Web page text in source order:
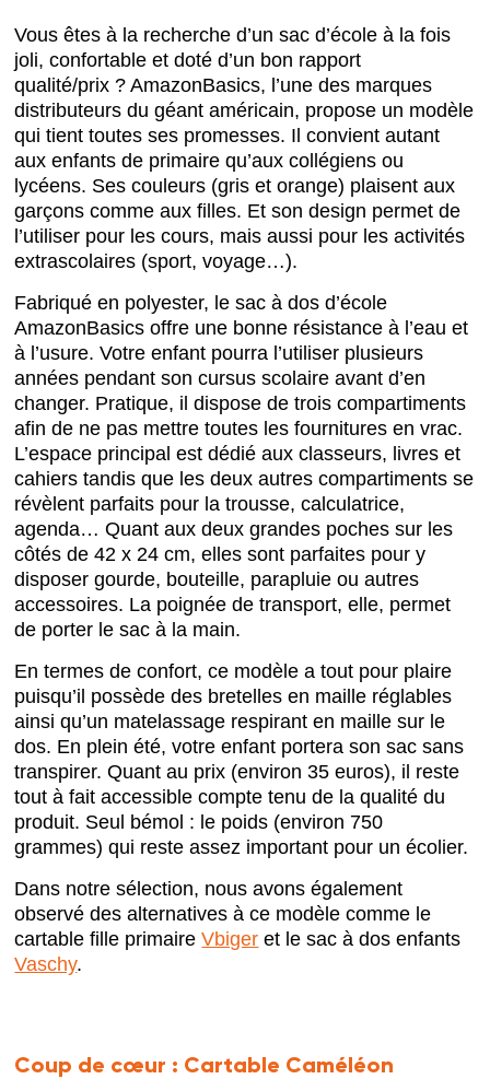
Vous êtes à la recherche d’un sac d’école à la fois
joli, confortable et doté d’un bon rapport
qualité/prix ? AmazonBasics, l’une des marques
distributeurs du géant américain, propose un modèle
qui tient toutes ses promesses. Il convient autant
aux enfants de primaire qu’aux collégiens ou
lycéens. Ses couleurs (gris et orange) plaisent aux
garçons comme aux filles. Et son design permet de
l’utiliser pour les cours, mais aussi pour les activités
extrascolaires (sport, voyage…).
Fabriqué en polyester, le sac à dos d’école
AmazonBasics offre une bonne résistance à l’eau et
à l’usure. Votre enfant pourra l’utiliser plusieurs
années pendant son cursus scolaire avant d’en
changer. Pratique, il dispose de trois compartiments
afin de ne pas mettre toutes les fournitures en vrac.
L’espace principal est dédié aux classeurs, livres et
cahiers tandis que les deux autres compartiments se
révèlent parfaits pour la trousse, calculatrice,
agenda… Quant aux deux grandes poches sur les
côtés de 42 x 24 cm, elles sont parfaites pour y
disposer gourde, bouteille, parapluie ou autres
accessoires. La poignée de transport, elle, permet
de porter le sac à la main.
En termes de confort, ce modèle a tout pour plaire
puisqu’il possède des bretelles en maille réglables
ainsi qu’un matelassage respirant en maille sur le
dos. En plein été, votre enfant portera son sac sans
transpirer. Quant au prix (environ 35 euros), il reste
tout à fait accessible compte tenu de la qualité du
produit. Seul bémol : le poids (environ 750
grammes) qui reste assez important pour un écolier.
Dans notre sélection, nous avons également
observé des alternatives à ce modèle comme le
cartable fille primaireVbiger et le sac à dos enfants
Vaschy.
Coup de cœur : Cartable Caméléon